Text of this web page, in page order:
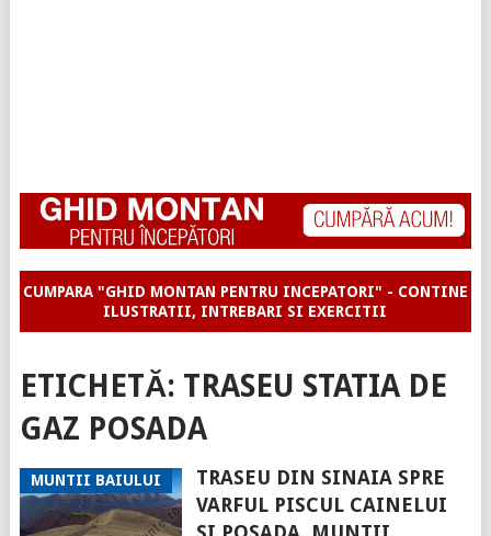
CUMPARA "GHID MONTAN PENTRU INCEPATORI" - CONTINE
ILUSTRATII, INTREBARI SI EXERCITII
ETICHETĂ: TRASEU STATIA DE
GAZ POSADA
MUNTII BAIULUI
TRASEU DIN SINAIA SPRE
VARFUL PISCUL CAINELUI